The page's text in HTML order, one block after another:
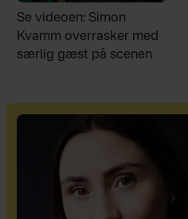
Se videoen: Simon
Kvamm overrasker med
særlig gæst på scenen